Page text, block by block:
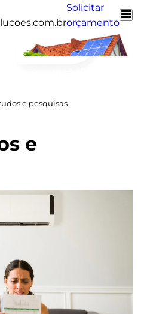
Solicitar
orçamento
e pesquisas
e